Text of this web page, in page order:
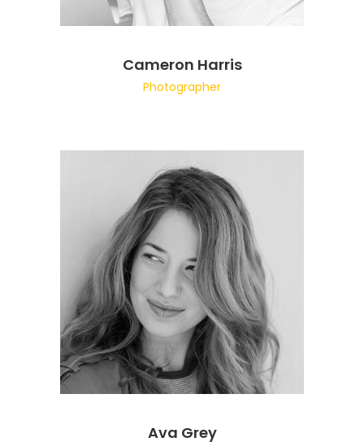
Cameron Harris
Photographer
Ava Grey